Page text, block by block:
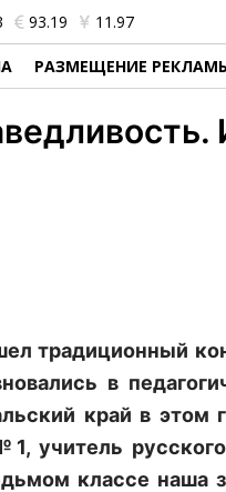
93.19 11.97
РАЗМЕЩЕНИЕ
традиционный
в
край в этом
учитель
классе наша